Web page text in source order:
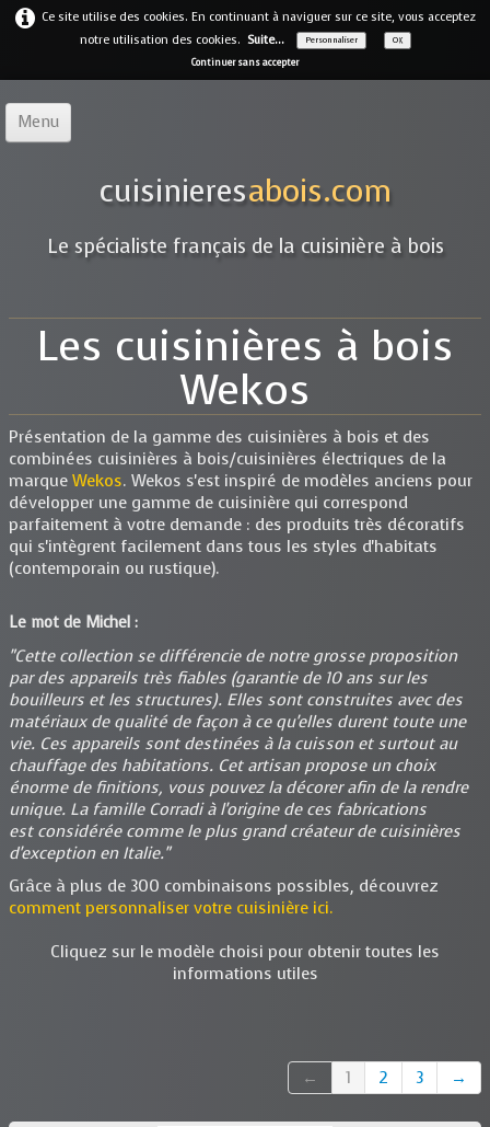
Ce site utilise des cookies. En continuant à naviguer sur ce site, vous acceptez
notre utilisation des cookies. Suite... Personnaliser OK
Continuer sans accepter
Menu
Notre offre▼
Notre entreprise
Galerie▼
Marques▼
Contact
cuisinieresabois.com
Le spécialiste français de la cuisinière à bois
Les cuisinières à bois
Wekos
Présentation de la gamme des cuisinières à bois et des
combinées cuisinières à bois/cuisinières électriques de la
marque Wekos. Wekos s'est inspiré de modèles anciens pour
développer une gamme de cuisinière qui correspond
parfaitement à votre demande : des produits très décoratifs
qui s'intègrent facilement dans tous les styles d'habitats
(contemporain ou rustique).
Le mot de Michel :
"Cette collection se différencie de notre grosse proposition
par des appareils très fiables (garantie de 10 ans sur les
bouilleurs et les structures). Elles sont construites avec des
matériaux de qualité de façon à ce qu'elles durent toute une
vie. Ces appareils sont destinées à la cuisson et surtout au
chauffage des habitations. Cet artisan propose un choix
énorme de finitions, vous pouvez la décorer afin de la rendre
unique. La famille Corradi à l'origine de ces fabrications
est considérée comme le plus grand créateur de cuisinières
d'exception en Italie."
Grâce à plus de 300 combinaisons possibles, découvrez
comment personnaliser votre cuisinière ici.
Cliquez sur le modèle choisi pour obtenir toutes les
informations utiles
← 1 2 3 →